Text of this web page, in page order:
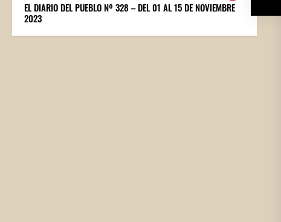
EL DIARIO DEL PUEBLO Nº 328 – DEL 01 AL 15 DE NOVIEMBRE
2023